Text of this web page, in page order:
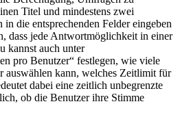
Titel und mindestens zwei
die entsprechenden Felder eingeben
dass jede Antwortmöglichkeit in einer
kannst auch unter
pro Benutzer“ festlegen, wie viele
auswählen kann, welches Zeitlimit für
dabei eine zeitlich unbegrenzte
ob die Benutzer ihre Stimme